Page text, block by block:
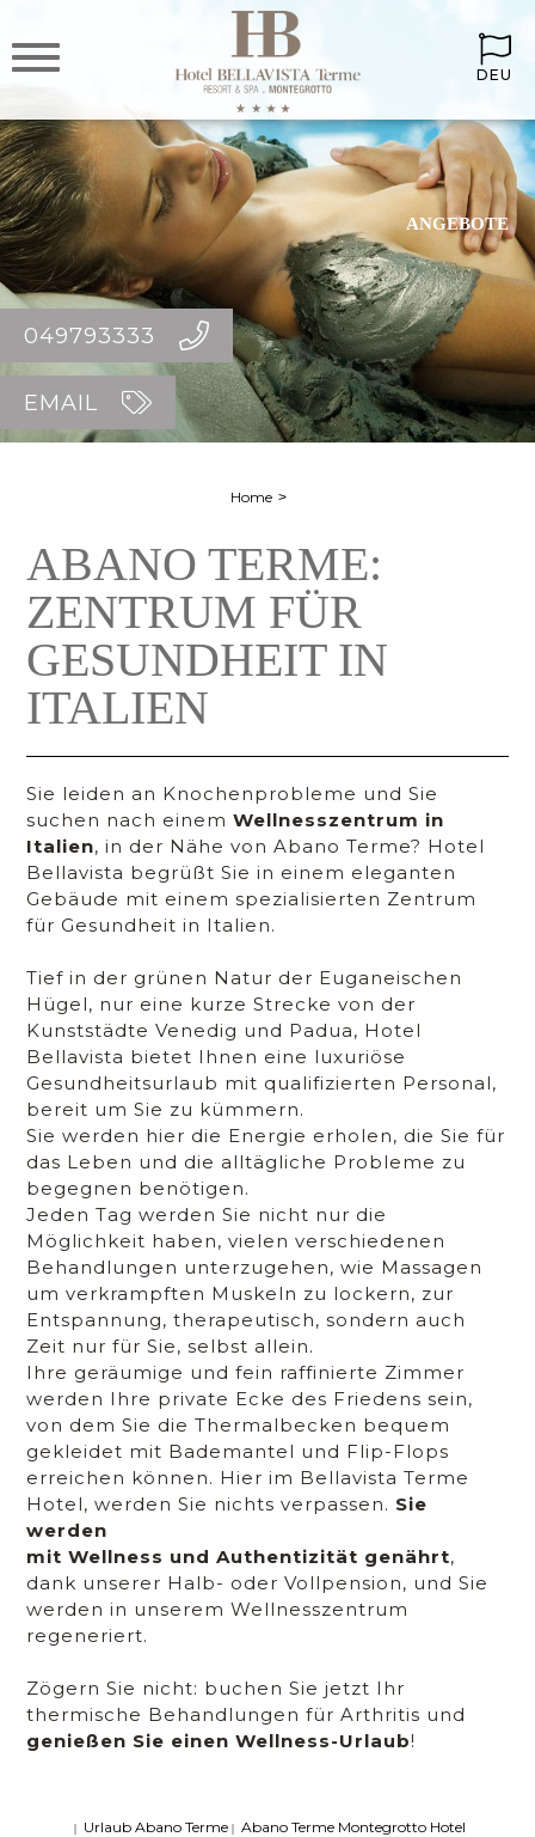
ANGEBOTE
DEU
049793333
EMAIL
Home
ABANO TERME:
ZENTRUM FÜR
GESUNDHEIT IN
ITALIEN
Sie leiden an Knochenprobleme und Sie
suchen nach einem Wellnesszentrum in
Italien, in der Nähe von Abano Terme? Hotel
Bellavista begrüßt Sie in einem eleganten
Gebäude mit einem spezialisierten Zentrum
für Gesundheit in Italien.
Tief in der grünen Natur der Euganeischen
Hügel, nur eine kurze Strecke von der
Kunststädte Venedig und Padua, Hotel
Bellavista bietet Ihnen eine luxuriöse
Gesundheitsurlaub mit qualifizierten Personal,
bereit um Sie zu kümmern.
Sie werden hier die Energie erholen, die Sie für
das Leben und die alltägliche Probleme zu
begegnen benötigen.
Jeden Tag werden Sie nicht nur die
Möglichkeit haben, vielen verschiedenen
Behandlungen unterzugehen, wie Massagen
um verkrampften Muskeln zu lockern, zur
Entspannung, therapeutisch, sondern auch
Zeit nur für Sie, selbst allein.
Ihre geräumige und fein raffinierte Zimmer
werden Ihre private Ecke des Friedens sein,
von dem Sie die Thermalbecken bequem
gekleidet mit Bademantel und Flip-Flops
erreichen können. Hier im Bellavista Terme
Hotel, werden Sie nichts verpassen. Sie
werden
mit Wellness und Authentizität genährt,
dank unserer Halb- oder Vollpension, und Sie
werden in unserem Wellnesszentrum
regeneriert.
Zögern Sie nicht: buchen Sie jetzt Ihr
thermische Behandlungen für Arthritis und
genießen Sie einen Wellness-Urlaub!
| Urlaub Abano Terme| Abano Terme Montegrotto Hotel